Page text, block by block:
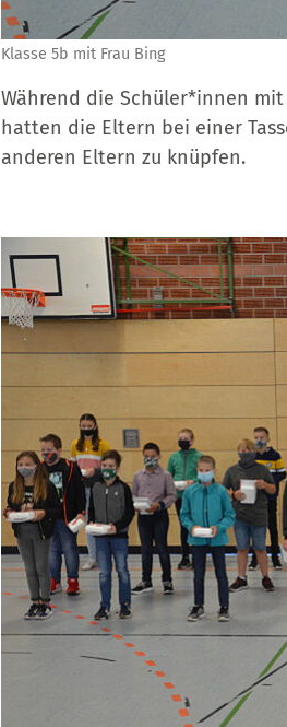
Klasse 5b mit Frau Bing
Während die Schüler*innen
hatten die Eltern bei einer
anderen Eltern zu knüpfen.